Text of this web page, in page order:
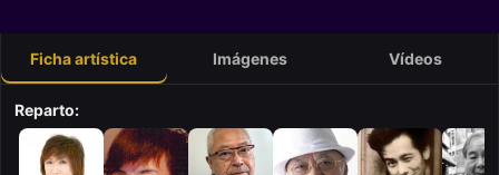
Ficha artística Imágenes Vídeos
Reparto: